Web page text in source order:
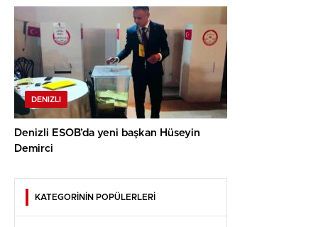
DENIZLI
Denizli ESOB’da yeni başkan Hüseyin
Demirci
KATEGORİNİN POPÜLERLERİ